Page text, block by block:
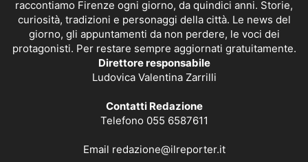
raccontiamo Firenze ogni giorno, da quindici anni. Storie,
curiosità, tradizioni e personaggi della città. Le news del
giorno, gli appuntamenti da non perdere, le voci dei
protagonisti. Per restare sempre aggiornati gratuitamente.
Direttore responsabile
Ludovica Valentina Zarrilli
Contatti Redazione
Telefono 055 6587611
Email redazione@ilreporter.it